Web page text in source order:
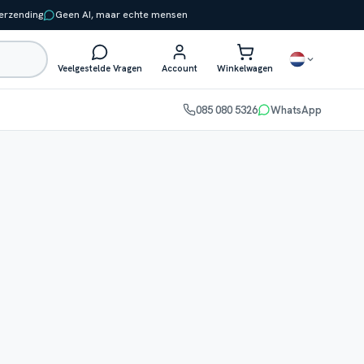
Geen AI, maar echte mensen
Veelgestelde Vragen Account Winkelwagen
085 080 5326 WhatsApp